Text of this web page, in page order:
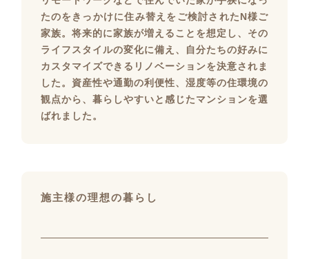
たのをきっかけに住み替えをご検討されたN様ご
家族。将来的に家族が増えることを想定し、その
ライフスタイルの変化に備え、自分たちの好みに
カスタマイズできるリノベーションを決意されま
した。資産性や通勤の利便性、湿度等の住環境の
観点から、暮らしやすいと感じたマンションを選
ばれました。
施主様の理想の暮らし